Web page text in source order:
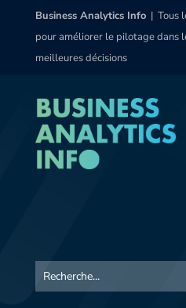
Business Analytics Info| Tous
pour améliorer le pilotage dans
meilleures décisions